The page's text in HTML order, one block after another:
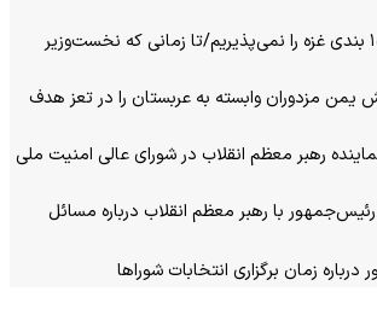
نتانیاهو: طرح ۱۵ بندی غزه را نمی‌پذیریم/تا زمانی که نخست‌وزیر
یمن مزدوران وابسته به عربستان را در تعز هدف
رهبر معظم انقلاب در شورای عالی امنیت ملی
با رهبر معظم انقلاب درباره مسائل
زمان برگزاری انتخابات شوراها